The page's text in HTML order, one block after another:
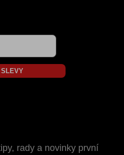
SLEVY
rady a novinky první